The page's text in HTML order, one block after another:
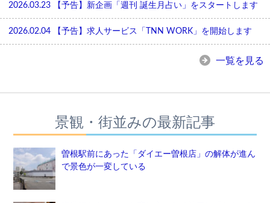
2026.03.23 【予告】新企画「週刊 誕生月占い」をスタートします
2026.02.04 【予告】求人サービス「TNN WORK」を開始します
一覧を見る
景観・街並みの最新記事
曽根駅前にあった「ダイエー曽根店」の解体が進ん
で景色が一変している